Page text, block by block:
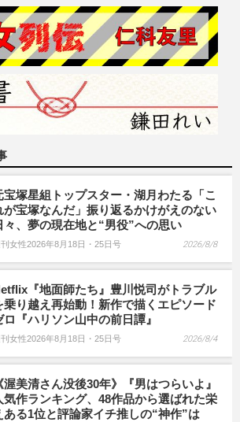
宝塚星組トップスター・湖月わたる「こ
が宝塚なんだ」振り返るかけがえのない
々、夢の現在地と“男役”への思い
女性2026年8月18日・25日号 2026/8/8
『地面師たち』豊川悦司がトラブル
乗り越え再始動！新作で描くエピソード
ロ『ハリソン山中の前日譚』
女性2026年8月18日・25日号 2026/8/4
渥美清さん没後30年》『男はつらいよ』
気作ランキング、48作品から選ばれた栄
ある1位と評論家イチ推しの“神作”は